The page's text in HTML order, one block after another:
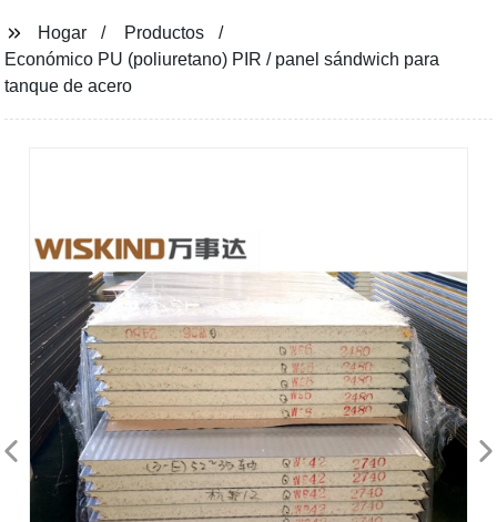
Hogar
Productos
Económico PU (poliuretano) PIR / panel sándwich para
tanque de acero